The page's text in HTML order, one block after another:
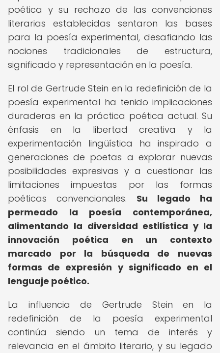
poética y su rechazo de las convenciones
literarias establecidas sentaron las bases
para la poesía experimental, desafiando las
nociones tradicionales de estructura,
significado y representación en la poesía.
El rol de Gertrude Stein en la redefinición de la
poesía experimental ha tenido implicaciones
duraderas en la práctica poética actual. Su
énfasis en la libertad creativa y la
experimentación lingüística ha inspirado a
generaciones de poetas a explorar nuevas
posibilidades expresivas y a cuestionar las
limitaciones impuestas por las formas
poéticas convencionales. Su legado ha
permeado la poesía contemporánea,
alimentando la diversidad estilística y la
innovación poética en un contexto
marcado por la búsqueda de nuevas
formas de expresión y significado en el
lenguaje poético.
La influencia de Gertrude Stein en la
redefinición de la poesía experimental
continúa siendo un tema de interés y
relevancia en el ámbito literario, y su legado